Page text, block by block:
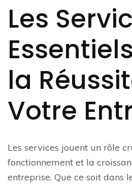
Les
la
Votre
Les services jouent un rôle
fonctionnement et la
entreprise. Que ce soit dans